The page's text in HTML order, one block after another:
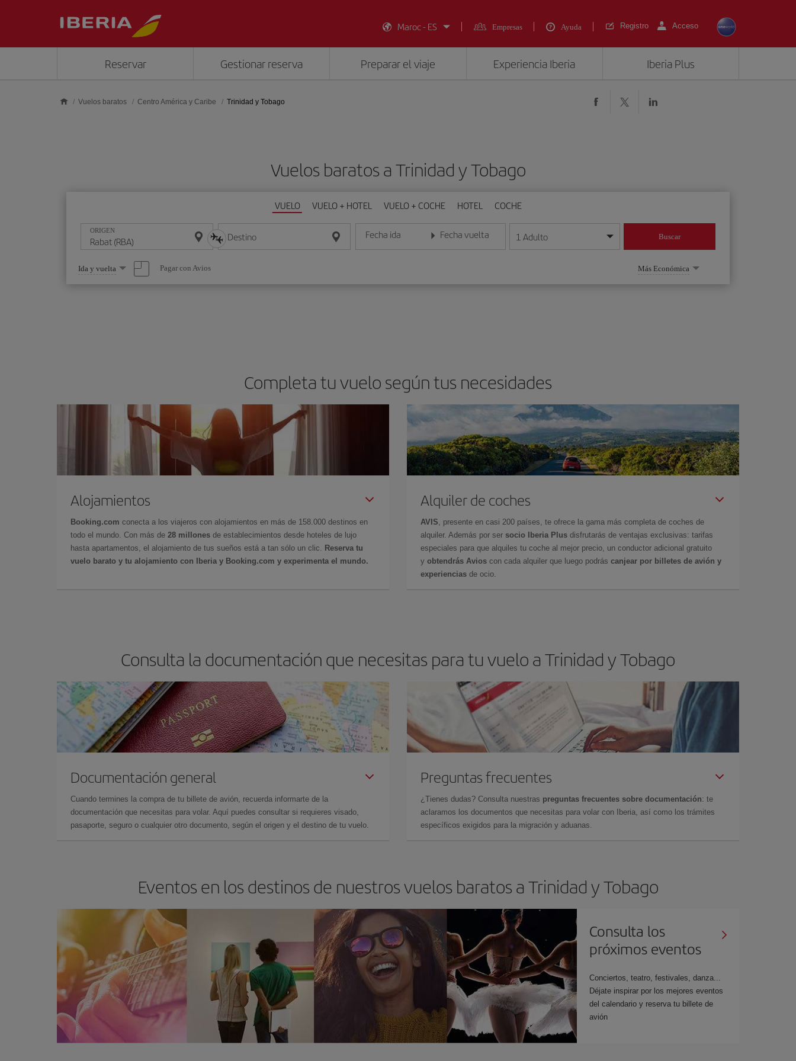
Maroc - ES
Empresas Ayuda Registro Acceso
Reservar Gestionar reserva Preparar el viaje Experiencia Iberia Iberia Plus
Vuelos baratos Centro América y Caribe Trinidad y Tobago
Vuelos baratos a Trinidad y Tobago
VUELO VUELO + HOTEL VUELO + COCHE HOTEL COCHE
ORIGEN Destino Fecha ida
Introduce la fecha en formato día/mes/año
Fecha vuelta
Introduce la fecha en formato día/mes/año
1 Adulto Buscar
Seleccione
una
opción
Ida y vuelta Pagar con Avios Más Económica
Completa tu vuelo según tus necesidades
Alojamientos
Booking.com conecta a los viajeros con alojamientos en más de 158.000 destinos en
todo el mundo. Con más de 28 millones de establecimientos desde hoteles de lujo
hasta apartamentos, el alojamiento de tus sueños está a tan sólo un clic.
Reserva tu
vuelo barato y tu alojamiento con Iberia y Booking.com y experimenta el mundo.
Alquiler de coches
AVIS , presente en casi 200 países, te ofrece la gama más completa de coches de
alquiler. Además por ser socio Iberia Plus disfrutarás de ventajas exclusivas: tarifas
especiales para que alquiles tu coche al mejor precio, un conductor adicional gratuito
y obtendrás Avios con cada alquiler que luego podrás canjear por billetes de avión y
experiencias de ocio.
Consulta la documentación que necesitas para tu vuelo a Trinidad y Tobago
Documentación general
Cuando termines la compra de tu billete de avión, recuerda informarte de la
documentación que necesitas para volar. Aquí puedes consultar si requieres visado,
pasaporte, seguro o cualquier otro documento, según el origen y el destino de tu vuelo.
Preguntas frecuentes
¿Tienes dudas? Consulta nuestras preguntas frecuentes sobre documentación: te
aclaramos los documentos que necesitas para volar con Iberia, así como los trámites
específicos exigidos para la migración y aduanas.
Eventos en los destinos de nuestros vuelos baratos a Trinidad y Tobago
Consulta los
próximos eventos
Conciertos, teatro, festivales, danza...
Déjate inspirar por los mejores eventos
del calendario y reserva tu billete de
avión